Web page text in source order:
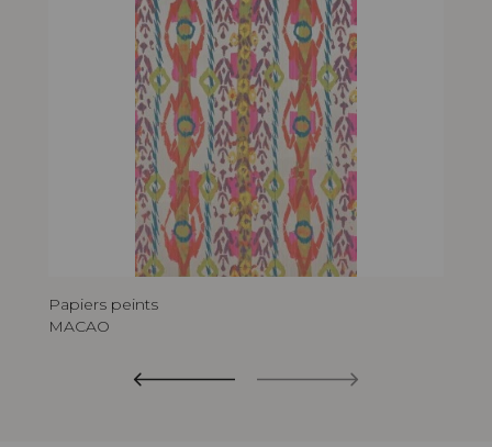
Papiers peints
MACAO